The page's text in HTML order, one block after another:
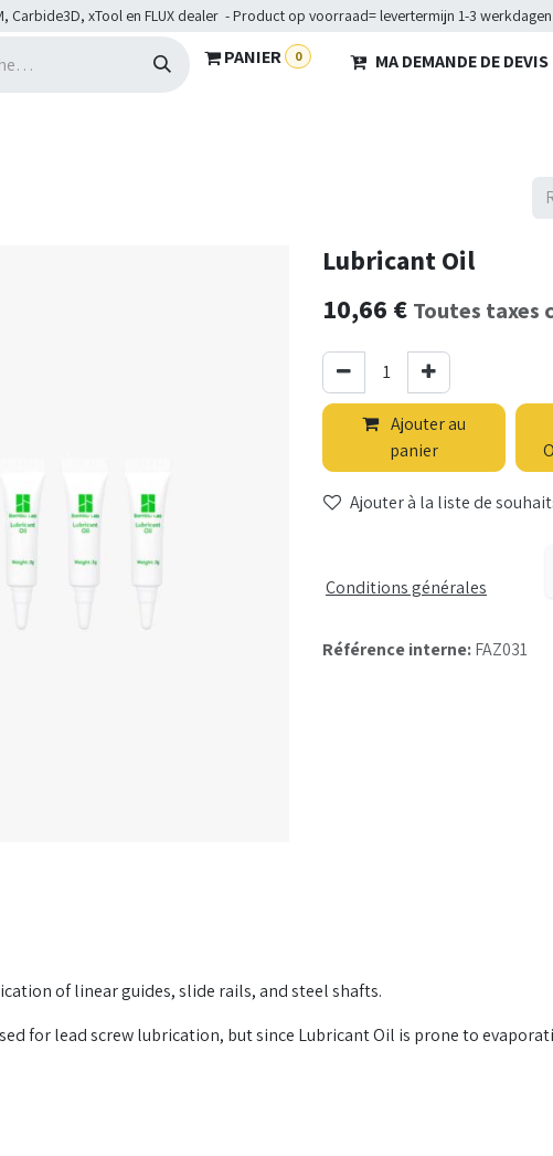
Carbide3D, xTool en FLUX dealer - Product op voorraad= levertermijn 1-3
PANIER 0 MA DEMANDE DE DEVIS
Lubricant Oil
10,66 € Toutes taxes
Ajouter au
panier
Ajouter à la liste de
Conditions générales
Référence interne:FAZ031
of linear guides, slide rails, and steel shafts.
for lead screw lubrication, but since Lubricant Oil is prone to